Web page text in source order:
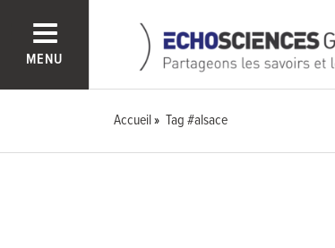
MENU
Accueil Tag #alsace